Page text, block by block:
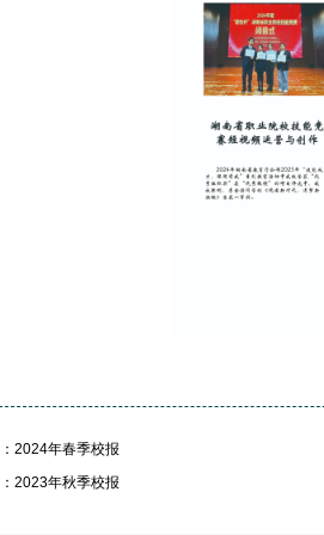
：2024年春季校报
2023年秋季校报